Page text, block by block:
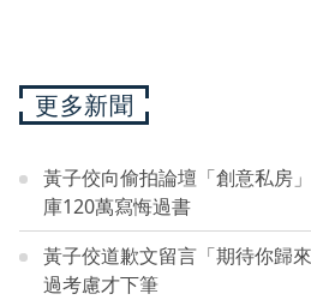
更多新聞
黃子佼向偷拍論壇「創意私房
庫120萬寫悔過書
黃子佼道歉文留言「期待你歸
過考慮才下筆